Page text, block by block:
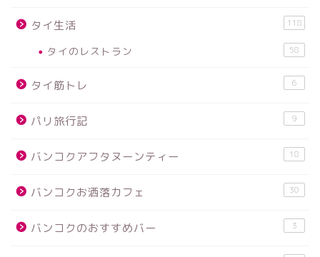
タイ生活 118
タイのレストラン 58
タイ筋トレ 6
パリ旅行記 9
バンコクアフタヌーンティー 18
バンコクお洒落カフェ 30
バンコクのおすすめバー 3